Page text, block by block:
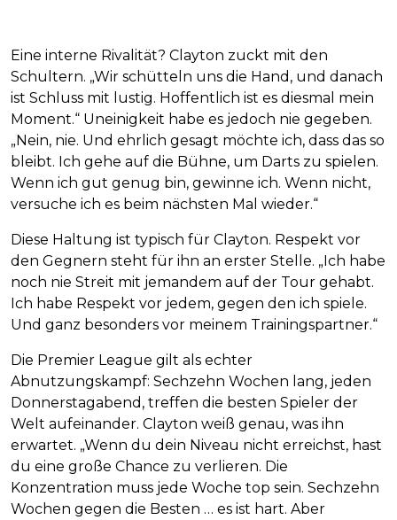
Eine interne Rivalität? Clayton zuckt mit den
Schultern. „Wir schütteln uns die Hand, und danach
ist Schluss mit lustig. Hoffentlich ist es diesmal mein
Moment.“ Uneinigkeit habe es jedoch nie gegeben.
„Nein, nie. Und ehrlich gesagt möchte ich, dass das so
bleibt. Ich gehe auf die Bühne, um Darts zu spielen.
Wenn ich gut genug bin, gewinne ich. Wenn nicht,
versuche ich es beim nächsten Mal wieder.“
Diese Haltung ist typisch für Clayton. Respekt vor
den Gegnern steht für ihn an erster Stelle. „Ich habe
noch nie Streit mit jemandem auf der Tour gehabt.
Ich habe Respekt vor jedem, gegen den ich spiele.
Und ganz besonders vor meinem Trainingspartner.“
Die Premier League gilt als echter
Abnutzungskampf: Sechzehn Wochen lang, jeden
Donnerstagabend, treffen die besten Spieler der
Welt aufeinander. Clayton weiß genau, was ihn
erwartet. „Wenn du dein Niveau nicht erreichst, hast
du eine große Chance zu verlieren. Die
Konzentration muss jede Woche top sein. Sechzehn
Wochen gegen die Besten … es ist hart. Aber